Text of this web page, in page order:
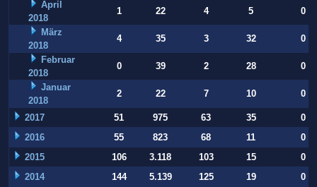
April
2018
1 22 4 5
0
März
2018
4 35 3 32
0
Februar
2018
0 39 2 28
0
Januar
2018
2 22 7 10 0
2017 51 975 63 35
0
2016
55 823 68 11
0
2015
106 3.118 103 15
0
2014
144 5.139 125 19 0